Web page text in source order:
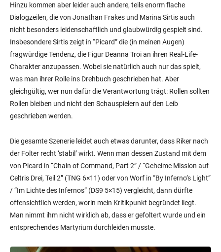
Hinzu kommen aber leider auch andere, teils enorm flache
Dialogzeilen, die von Jonathan Frakes und Marina Sirtis auch
nicht besonders leidenschaftlich und glaubwürdig gespielt sind.
Insbesondere Sirtis zeigt in “Picard” die (in meinen Augen)
fragwürdige Tendenz, die Figur Deanna Troi an ihren Real-Life-
Charakter anzupassen. Wobei sie natürlich auch nur das spielt,
was man ihrer Rolle ins Drehbuch geschrieben hat. Aber
gleichgültig, wer nun dafür die Verantwortung trägt: Rollen sollten
Rollen bleiben und nicht den Schauspielern auf den Leib
geschrieben werden.
Die gesamte Szenerie leidet auch etwas darunter, dass Riker nach
der Folter recht ‘stabil’ wirkt. Wenn man dessen Zustand mit dem
von Picard in “Chain of Command, Part 2” / “Geheime Mission auf
Celtris Drei, Teil 2” (TNG 6×11) oder von Worf in “By Inferno’s Light”
/ “Im Lichte des Infernos” (DS9 5×15) vergleicht, dann dürfte
offensichtlich werden, worin mein Kritikpunkt begründet liegt.
Man nimmt ihm nicht wirklich ab, dass er gefoltert wurde und ein
entsprechendes Martyrium durchleiden musste.